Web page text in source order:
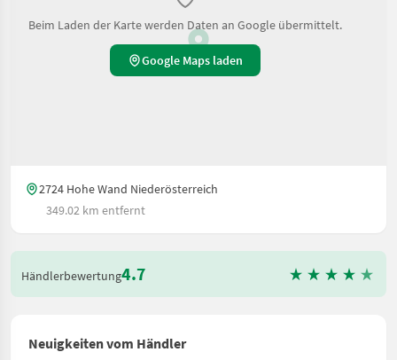
Beim Laden der Karte werden Daten an Google übermittelt.
Google Maps laden
2724 Hohe Wand Niederösterreich
349.02 km entfernt
Händlerbewertung4.7
Neuigkeiten vom Händler